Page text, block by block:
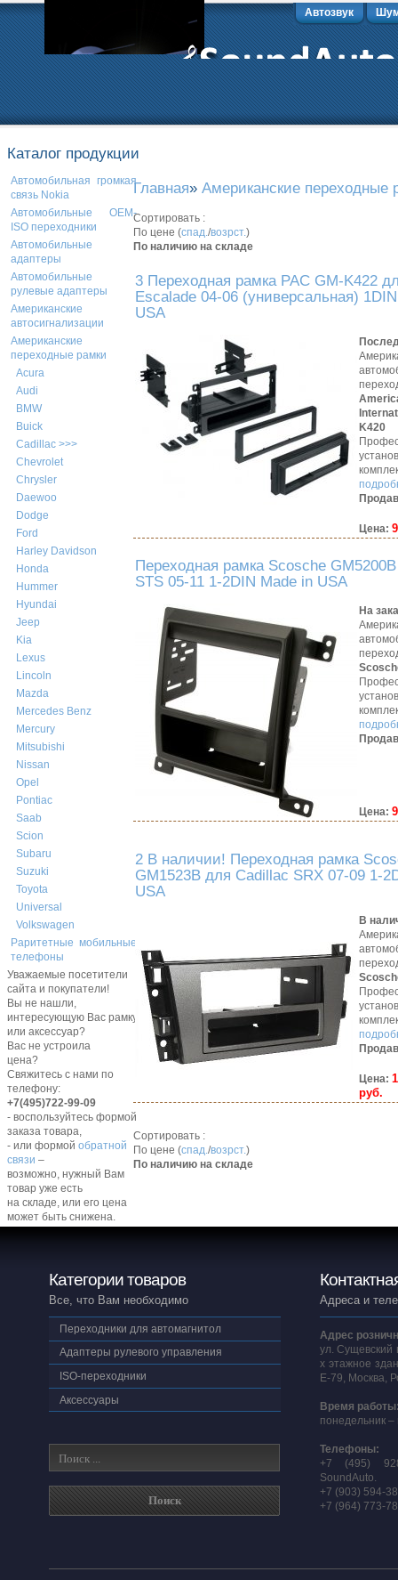
Автозвук
Каталог продукции
Автомобильная громкая
связь Nokia
Автомобильные OEM-
ISO переходники
Автомобильные
адаптеры
Автомобильные
рулевые адаптеры
Американские
автосигнализации
Американские
переходные рамки
Acura
Audi
BMW
Buick
Cadillac >>>
Chevrolet
Chrysler
Daewoo
Dodge
Ford
Harley Davidson
Honda
Hummer
Hyundai
Jeep
Kia
Lexus
Lincoln
Mazda
Mercedes Benz
Mercury
Mitsubishi
Nissan
Opel
Pontiac
Saab
Scion
Subaru
Suzuki
Toyota
Universal
Volkswagen
Раритетные мобильные
телефоны
Уважаемые посетители
сайта и покупатели!
Вы не нашли,
интересующую Вас рамку,
или аксессуар?
Вас не устроила
цена?
Свяжитесь с нами по
телефону:
+7(495)722-99-09
- воспользуйтесь формой
заказа товара,
- или формой обратной
связи –
возможно, нужный Вам
товар уже есть
на складе, или его цена
может быть снижена.
Главная» Американские переходные
Сортировать :
По цене (спад./возрст.)
По наличию на складе
3 Переходная рамка PAC GM-K422
Escalade 04-06 (универсальная)
USA
K420
Цена:
Переходная рамка Scosche
STS 05-11 1-2DIN Made in USA
На
Цена:
2 В наличии! Переходная рамка
GM1523B для Cadillac SRX 07-09 1-
USA
В
Цена:
руб.
Сортировать :
По цене (спад./возрст.)
По наличию на складе
Категории товаров
Все, что Вам необходимо
Переходники для автомагнитол
Адаптеры рулевого управления
ISO-переходники
Аксессуары
Адреса и
Адрес
ул. Сущевский
х этажное
E-79, Москва,
Время
понедельник –
Телефоны:
+7 (495)
SoundAuto.
+7 (903) 594-
+7 (964) 773-